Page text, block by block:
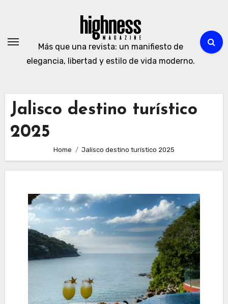
Más que una revista: un manifiesto de
elegancia, libertad y estilo de vida moderno.
Jalisco destino turístico
2025
Home Jalisco destino turístico 2025